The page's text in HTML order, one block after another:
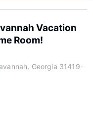
Vacation
Room!
Georgia 31419-